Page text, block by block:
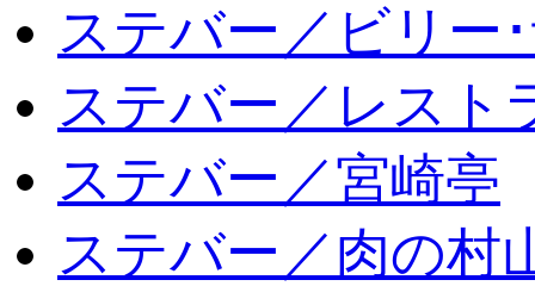
ステバー／ビリー
ステバー／レスト
ステバー／宮崎亭
ステバー／肉の村